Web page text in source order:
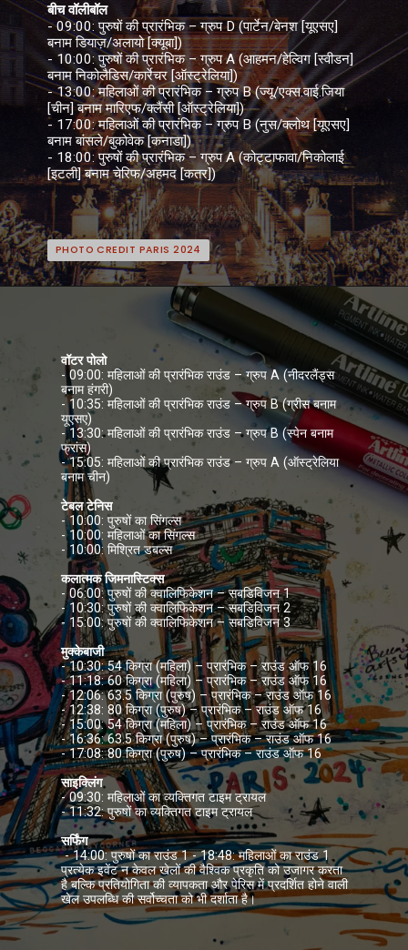
बीच वॉलीबॉल
- 09:00: पुरुषों की प्रारंभिक – ग्रुप D (पार्टेन/बेनश [यूएसए]
बनाम डियाज़/अलायो [क्यूबा])
- 10:00: पुरुषों की प्रारंभिक – ग्रुप A (आहमन/हेल्विग [स्वीडन]
बनाम निकोलैडिस/कार्रेचर [ऑस्ट्रेलिया])
- 13:00: महिलाओं की प्रारंभिक – ग्रुप B (ज्यू/एक्स.वाई.जिया
[चीन] बनाम मारिएफ/क्लैंसी [ऑस्ट्रेलिया])
- 17:00: महिलाओं की प्रारंभिक – ग्रुप B (नुस/क्लोथ [यूएसए]
बनाम बांसले/बुकोवेक [कनाडा])
- 18:00: पुरुषों की प्रारंभिक – ग्रुप A (कोट्टाफावा/निकोलाई
[इटली] बनाम चेरिफ/अहमद [कतर])
PHOTO CREDIT PARIS 2024
PHOTO CREDIT PARIS 2024
वॉटर पोलो
- 09:00: महिलाओं की प्रारंभिक राउंड – ग्रुप A (नीदरलैंड्स
बनाम हंगरी)
- 10:35: महिलाओं की प्रारंभिक राउंड – ग्रुप B (ग्रीस बनाम
यूएसए)
- 13:30: महिलाओं की प्रारंभिक राउंड – ग्रुप B (स्पेन बनाम
फ्रांस)
- 15:05: महिलाओं की प्रारंभिक राउंड – ग्रुप A (ऑस्ट्रेलिया
बनाम चीन)
टेबल टेनिस
- 10:00: पुरुषों का सिंगल्स
- 10:00: महिलाओं का सिंगल्स
- 10:00: मिश्रित डबल्स
कलात्मक जिमनास्टिक्स
- 06:00: पुरुषों की क्वालिफिकेशन – सबडिविजन 1
- 10:30: पुरुषों की क्वालिफिकेशन – सबडिविजन 2
- 15:00: पुरुषों की क्वालिफिकेशन – सबडिविजन 3
मुक्केबाजी
- 10:30: 54 किग्रा (महिला) – प्रारंभिक – राउंड ऑफ 16
- 11:18: 60 किग्रा (महिला) – प्रारंभिक – राउंड ऑफ 16
- 12:06: 63.5 किग्रा (पुरुष) – प्रारंभिक – राउंड ऑफ 16
- 12:38: 80 किग्रा (पुरुष) – प्रारंभिक – राउंड ऑफ 16
- 15:00: 54 किग्रा (महिला) – प्रारंभिक – राउंड ऑफ 16
- 16:36: 63.5 किग्रा (पुरुष) – प्रारंभिक – राउंड ऑफ 16
- 17:08: 80 किग्रा (पुरुष) – प्रारंभिक – राउंड ऑफ 16
साइक्लिंग
- 09:30: महिलाओं का व्यक्तिगत टाइम ट्रायल
- 11:32: पुरुषों का व्यक्तिगत टाइम ट्रायल
सर्फिंग
- 14:00: पुरुषों का राउंड 1 - 18:48: महिलाओं का राउंड 1
प्रत्येक इवेंट न केवल खेलों की वैश्विक प्रकृति को उजागर करता
है बल्कि प्रतियोगिता की व्यापकता और पेरिस में प्रदर्शित होने वाली
खेल उपलब्धि की सर्वोच्चता को भी दर्शाता है।